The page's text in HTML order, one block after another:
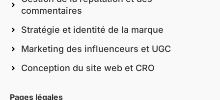
commentaires
Stratégie et identité de la marque
Marketing des influenceurs et UGC
Conception du site web et CRO
Pages légales